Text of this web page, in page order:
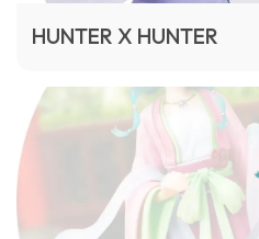
HUNTER X HUNTER